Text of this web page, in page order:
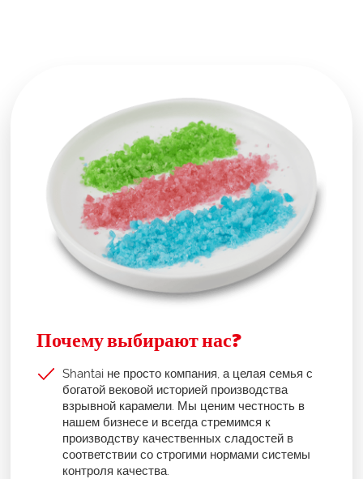
Почему выбирают нас?
Shantai не просто компания, а целая семья с
богатой вековой историей производства
взрывной карамели. Мы ценим честность в
нашем бизнесе и всегда стремимся к
производству качественных сладостей в
соответствии со строгими нормами системы
контроля качества.